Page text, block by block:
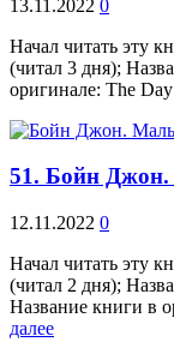
13.11.2022 0
Начал читать эту
(читал 3 дня);
оригинале: The
51. Бойн Джон.
12.11.2022 0
Начал читать эту
(читал 2 дня);
Название книги в
далее